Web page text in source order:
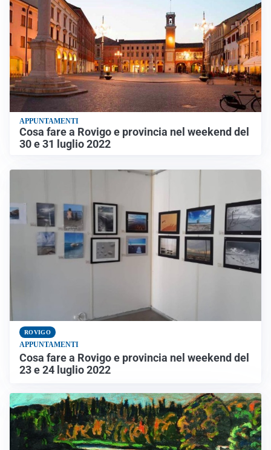
APPUNTAMENTI
Cosa fare a Rovigo e provincia nel weekend del
30 e 31 luglio 2022
ROVIGO
APPUNTAMENTI
Cosa fare a Rovigo e provincia nel weekend del
23 e 24 luglio 2022